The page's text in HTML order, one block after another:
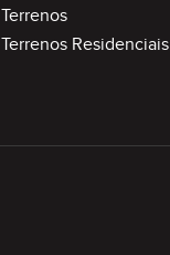
Terrenos
Terrenos Residenciais